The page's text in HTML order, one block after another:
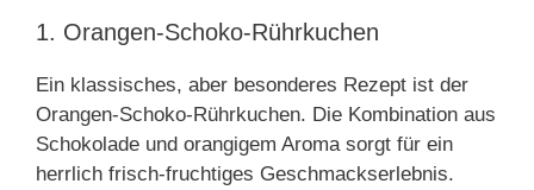
1. Orangen-Schoko-Rührkuchen
Ein klassisches, aber besonderes Rezept ist der
Orangen-Schoko-Rührkuchen. Die Kombination aus
Schokolade und orangigem Aroma sorgt für ein
herrlich frisch-fruchtiges Geschmackserlebnis.